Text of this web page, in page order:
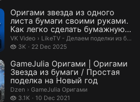
Оригами звезда из одного
листа бумаги своими руками.
Как легко сделать бумажную
звезд...
VK Video › LikeTV - Делаем поделки из
LikeTV - Делаем поделки из бумаги!
3K
3 thousand views
22 Dec 2025
GameJulia Оригами | Оригами
Звезда из бумаги / Простая
поделка на Новый год
Dzen › GameJulia Оригами.
GameJulia Оригами
3.1K
3.1 thousand views
10 Dec 2021